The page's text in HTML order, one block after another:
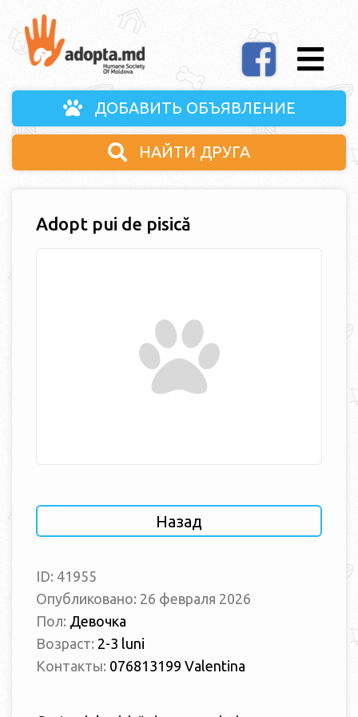
ДОБАВИТЬ ОБЪЯВЛЕНИЕ
НАЙТИ ДРУГА
Adopt pui de pisică
Назад
ID: 41955
Опубликовано: 26 февраля 2026
Пол: Девочка
Возраст: 2-3 luni
Контакты: 076813199 Valentina